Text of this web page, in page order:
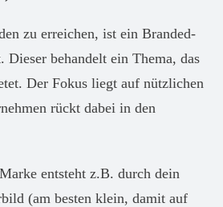
zu erreichen, ist ein Branded-
Dieser behandelt ein Thema, das
Der Fokus liegt auf nützlichen
rückt dabei in den
entsteht z.B. durch dein
(am besten klein, damit auf